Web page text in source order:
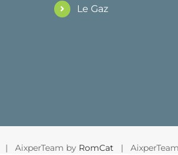
Le Gaz
| AixperTeam by RomCat |